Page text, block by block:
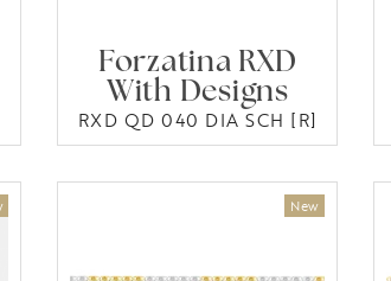
Forzatina RXD
With Designs
RXD QD 040 DIA SCH [R]